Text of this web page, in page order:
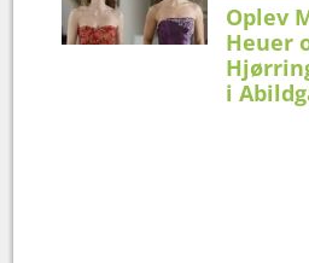
Oplev
Heuer
i